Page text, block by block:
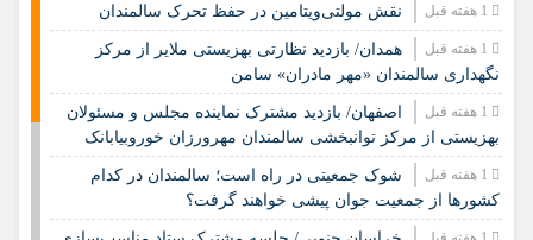
نقش مولتی‌ویتامین در حفظ تحرک سالمندان
همدان/ بازدید نظارتی بهزیستی ملایر از مرکز
نگهداری سالمندان «مهر مادران» سامن
اصفهان/ بازدید مشترک نماینده مجلس و مسئولان
بهزیستی از مرکز توانبخشی سالمندان مهرورزان خوروبیابانک
شوک جمعیتی در راه است؛ سالمندان در کدام
کشورها از جمعیت جوان پیشی خواهند گرفت؟